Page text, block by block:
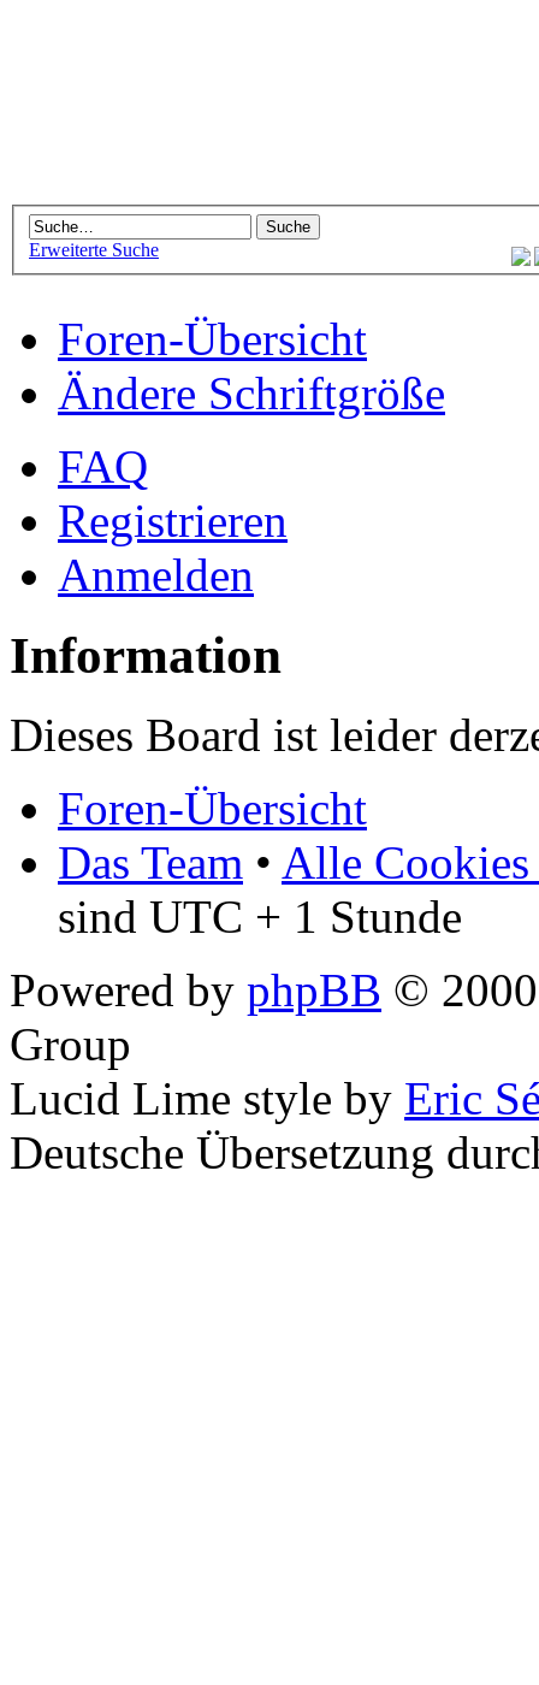
Erweiterte Suche
Foren-Übersicht
Ändere Schriftgröße
FAQ
Registrieren
Anmelden
Information
Dieses Board ist leider
Foren-Übersicht
Das Team • Alle Cookies
sind UTC + 1 Stunde
Powered by phpBB ©
Group
Lucid Lime style by Eric
Deutsche Übersetzung